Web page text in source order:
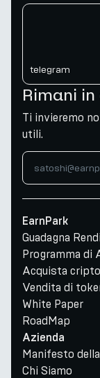
telegram
Rimani
Ti invieremo
utili.
EarnPark
Guadagna
Programma di
Acquista cripto
Vendita di
White Paper
RoadMap
Azienda
Manifesto
Chi Siamo